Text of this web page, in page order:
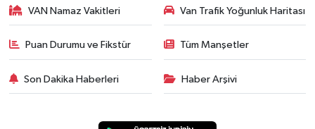
VAN Namaz Vakitleri Van Trafik Yoğunluk Haritası
Puan Durumu ve Fikstür Tüm Manşetler
Son Dakika Haberleri Haber Arşivi